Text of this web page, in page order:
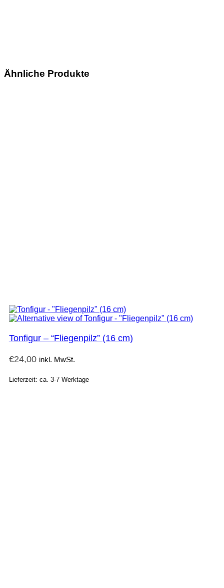
Ähnliche Produkte
Tonfigur – “Fliegenpilz” (16 cm)
€24,00 inkl. MwSt.
Lieferzeit: ca. 3-7 Werktage